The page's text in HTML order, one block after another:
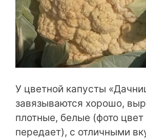
У цветной капусты
завязываются хорошо,
плотные, белые (фото цвет
передает), с отличными